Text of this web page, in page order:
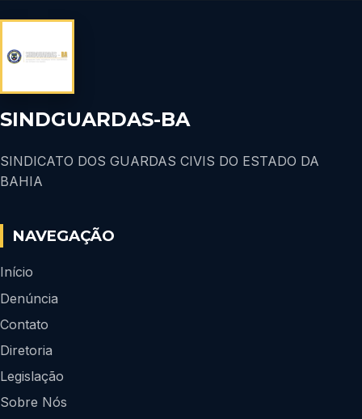
SINDGUARDAS-BA
SINDICATO DOS GUARDAS CIVIS DO ESTADO DA
BAHIA
NAVEGAÇÃO
Início
Denúncia
Contato
Diretoria
Legislação
Sobre Nós